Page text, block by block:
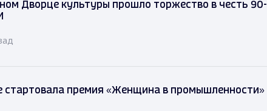
Дворце культуры прошло торжество в честь 90-
стартовала премия «Женщина в